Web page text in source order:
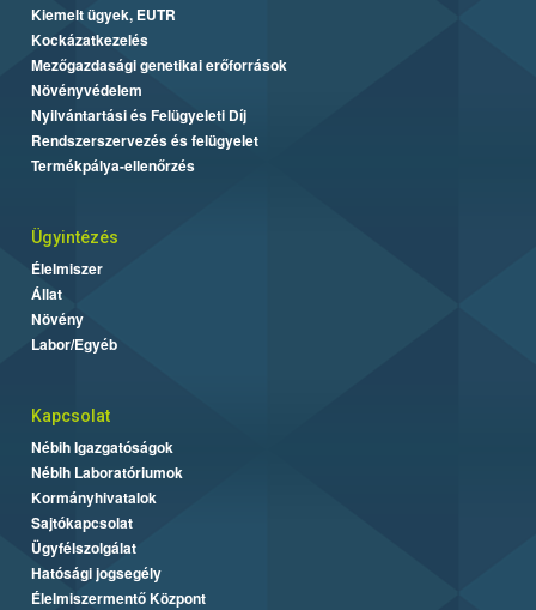
Kiemelt ügyek, EUTR
Kockázatkezelés
Mezőgazdasági genetikai erőforrások
Növényvédelem
Nyilvántartási és Felügyeleti Díj
Rendszerszervezés és felügyelet
Termékpálya-ellenőrzés
Ügyintézés
Élelmiszer
Állat
Növény
Labor/Egyéb
Kapcsolat
Nébih Igazgatóságok
Nébih Laboratóriumok
Kormányhivatalok
Sajtókapcsolat
Ügyfélszolgálat
Hatósági jogsegély
Élelmiszermentő Központ